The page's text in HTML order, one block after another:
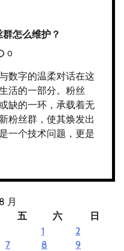
怎么维护？
0
数字的温柔对话在这
活的一部分。粉丝
缺的一环，承载着无
粉丝群，使其焕发出
一个技术问题，更是
月
五 六
日
1
2
7 8
9